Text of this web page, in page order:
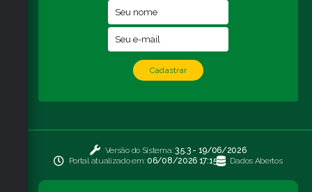
Cadastrar
Versão do Sistema:3.5.3 - 19/06/2026
Portal atualizado em: 06/08/2026 17:15 Dados Abertos